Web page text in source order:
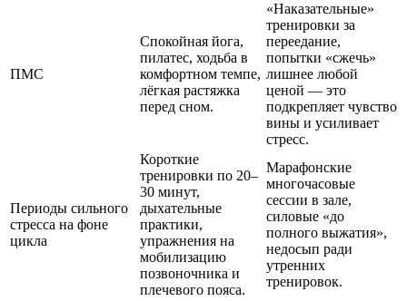
ПМС
Спокойная йога,
пилатес, ходьба в
комфортном темпе,
лёгкая растяжка
перед сном.
«Наказательные»
тренировки за
переедание,
попытки «сжечь»
лишнее любой
ценой — это
подкрепляет чувство
вины и усиливает
стресс.
Периоды сильного
стресса на фоне
цикла
Короткие
тренировки по 20–
30 минут,
дыхательные
практики,
упражнения на
мобилизацию
позвоночника и
плечевого пояса.
Марафонские
многочасовые
сессии в зале,
силовые «до
полного выжатия»,
недосып ради
утренних
тренировок.